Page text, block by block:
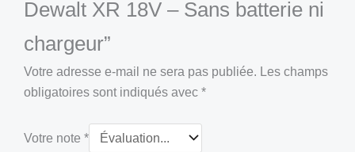
Dewalt XR 18V – Sans batterie ni
chargeur”
Votre adresse e-mail ne sera pas publiée. Les champs
obligatoires sont indiqués avec *
Votre note *